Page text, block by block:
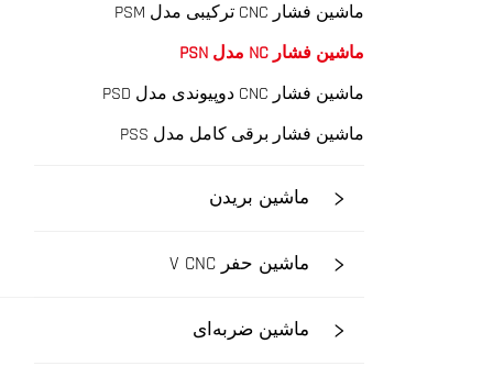
ماشین فشار CNC ترکیبی مدل PSM
ماشین فشار NC مدل PSN
ماشین فشار CNC دوپیوندی مدل PSD
ماشین فشار برقی کامل مدل PSS
ماشین بریدن
ماشین حفر V CNC
ماشین ضربه‌ای